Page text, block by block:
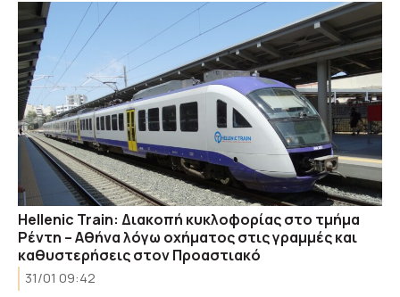
Hellenic Train: Διακοπή κυκλοφορίας στο τμήμα
Ρέντη – Αθήνα λόγω οχήματος στις γραμμές και
καθυστερήσεις στον Προαστιακό
31/01 09:42